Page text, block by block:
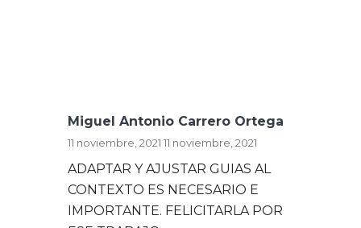
Miguel Antonio Carrero Ortega
11 noviembre, 2021 11 noviembre, 2021
ADAPTAR Y AJUSTAR GUIAS AL
CONTEXTO ES NECESARIO E
IMPORTANTE. FELICITARLA POR